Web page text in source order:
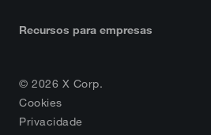
Recursos para empresas
© 2026 X Corp.
Cookies
Privacidade